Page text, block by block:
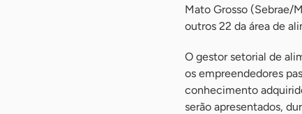
Mato Grosso (Sebrae/
outros 22 da área de
O gestor setorial de
os empreendedores
conhecimento
serão apresentados,